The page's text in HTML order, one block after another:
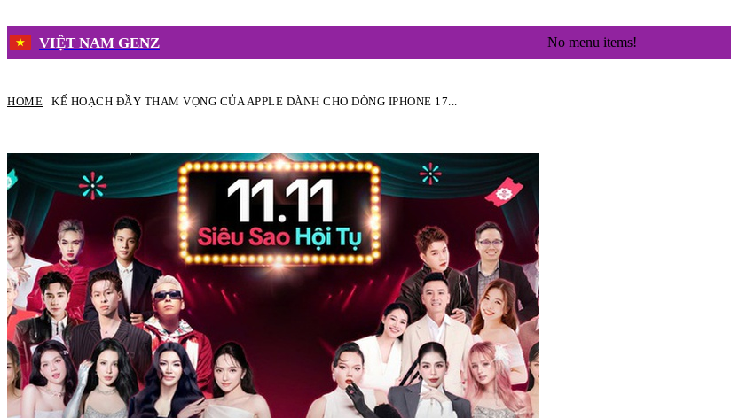
VIỆT NAM GENZ No menu items!
HOME KẾ HOẠCH ĐẦY THAM VỌNG CỦA APPLE DÀNH CHO DÒNG IPHONE 17...